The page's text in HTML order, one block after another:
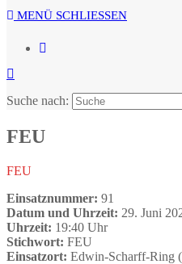
MENÜ SCHLIESSEN
Suche nach:
FEU
FEU
Einsatznummer: 91
Datum und Uhrzeit: 29. Juni
Uhrzeit: 19:40 Uhr
Stichwort: FEU
Einsatzort: Edwin-Scharff-Ring